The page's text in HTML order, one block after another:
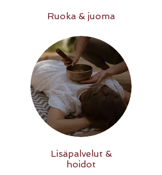
Ruoka & juoma
Lisäpalvelut &
hoidot